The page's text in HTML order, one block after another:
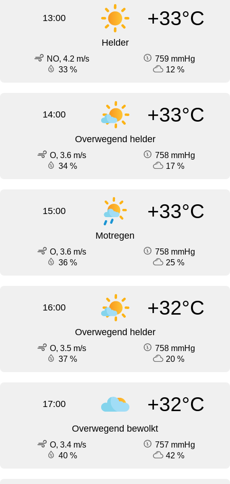
13:00 +33°C
Helder
NO, 4.2 m/s
759 mmHg
33 %
12 %
14:00 +33°C
Overwegend helder
O, 3.6 m/s
758 mmHg
34 %
17 %
15:00 +33°C
Motregen
O, 3.6 m/s
758 mmHg
36 %
25 %
16:00 +32°C
Overwegend helder
O, 3.5 m/s
758 mmHg
37 %
20 %
17:00 +32°C
Overwegend bewolkt
O, 3.4 m/s
757 mmHg
40 %
42 %